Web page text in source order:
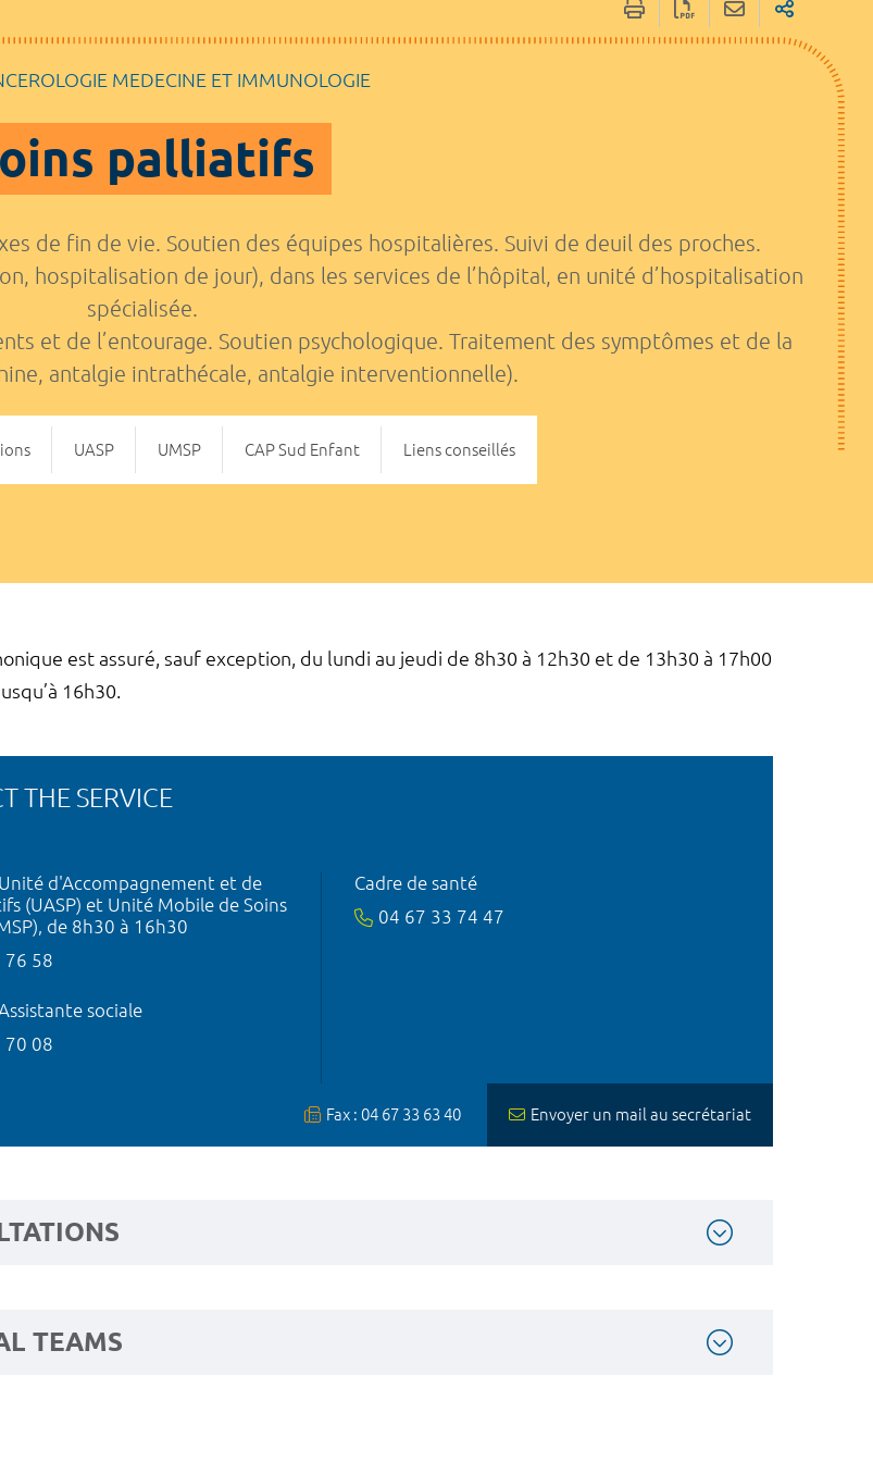
MEDECINE ET IMMUNOLOGIE
palliatifs
de fin de vie. Soutien des équipes hospitalières. Suivi de deuil des proches.
hospitalisation de jour), dans les services de l’hôpital, en unité d’hospitalisation
spécialisée.
et de l’entourage. Soutien psychologique. Traitement des symptômes et de la
antalgie intrathécale, antalgie interventionnelle).
UASP UMSP CAP Sud Enfant Liens conseillés
est assuré, sauf exception, du lundi au jeudi de 8h30 à 12h30 et de 13h30 à 17h00
16h30.
THE SERVICE
d'Accompagnement et de
(UASP) et Unité Mobile de Soins
de 8h30 à 16h30
76 58
sociale
70 08
Cadre de santé
04 67 33 74 47
Fax : 04 67 33 63 40 Envoyer un mail au secrétariat
TEAMS